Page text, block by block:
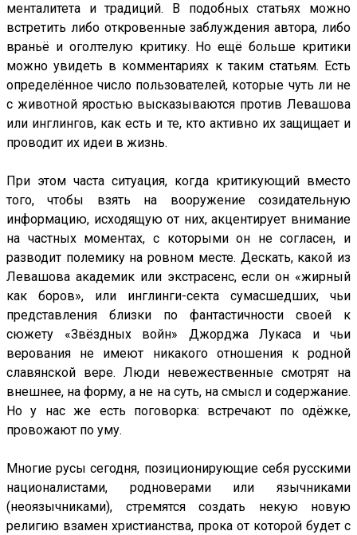
менталитета и традиций. В подобных статьях можно
встретить либо откровенные заблуждения автора, либо
враньё и оголтелую критику. Но ещё больше критики
можно увидеть в комментариях к таким статьям. Есть
определённое число пользователей, которые чуть ли не
с животной яростью высказываются против Левашова
или инглингов, как есть и те, кто активно их защищает и
проводит их идеи в жизнь.
При этом часта ситуация, когда критикующий вместо
того, чтобы взять на вооружение созидательную
информацию, исходящую от них, акцентирует внимание
на частных моментах, с которыми он не согласен, и
разводит полемику на ровном месте. Дескать, какой из
Левашова академик или экстрасенс, если он «жирный
как боров», или инглинги-секта сумасшедших, чьи
представления близки по фантастичности своей к
сюжету «Звёздных войн» Джорджа Лукаса и чьи
верования не имеют никакого отношения к родной
славянской вере. Люди невежественные смотрят на
внешнее, на форму, а не на суть, на смысл и содержание.
Но у нас же есть поговорка: встречают по одёжке,
провожают по уму.
Многие русы сегодня, позиционирующие себя русскими
националистами, родноверами или язычниками
(неоязычниками), стремятся создать некую новую
религию взамен христианства, прока от которой будет с